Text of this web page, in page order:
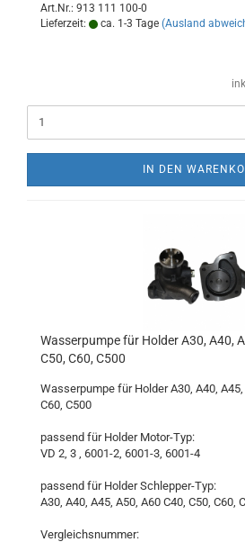
Art.Nr.: 913 111 100-0
Lieferzeit:
ca. 1-3 Tage (Ausland
IN DEN
Wasserpumpe für Holder A30, A40,
C50, C60, C500
Wasserpumpe für Holder A30, A40, A45,
C60, C500
passend für Holder Motor-Typ:
VD 2, 3 , 6001-2, 6001-3, 6001-4
passend für Holder Schlepper-Typ:
A30, A40, A45, A50, A60 C40, C50, C60,
Vergleichsnummer: